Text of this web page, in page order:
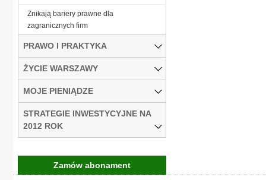
Znikają bariery prawne dla
zagranicznych firm
PRAWO I PRAKTYKA
ŻYCIE WARSZAWY
MOJE PIENIĄDZE
STRATEGIE INWESTYCYJNE NA
2012 ROK
Zamów abonament